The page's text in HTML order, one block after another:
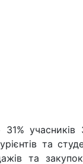
учасників
та
та